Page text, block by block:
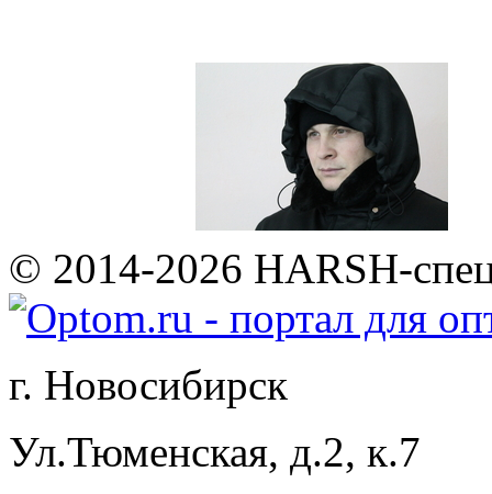
© 2014-2026 HARSH-
г. Новосибирск
Ул.Тюменская, д.2, к.7